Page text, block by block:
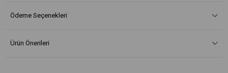
Ödeme Seçenekleri
Ürün Önerileri